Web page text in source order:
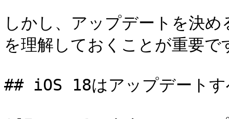
しかし、アップデートを決
を理解しておくことが重要で
## iOS 18はアップデートす